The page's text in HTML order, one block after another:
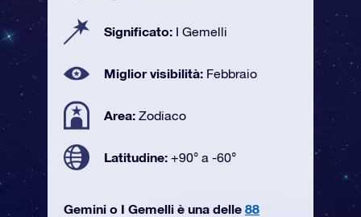
Significato: I Gemelli
Miglior visibilità: Febbraio
Area: Zodiaco
Latitudine: +90° a -60°
Gemini o I Gemelli è una delle 88